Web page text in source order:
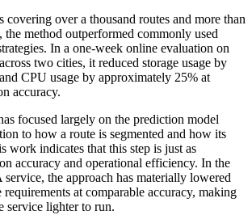
over a thousand routes and more than
the method outperformed commonly used
In a one-week online evaluation on
two cities, it reduced storage usage by
CPU usage by approximately 25% at
accuracy.
focused largely on the prediction model
to how a route is segmented and how its
work indicates that this step is just as
accuracy and operational efficiency. In the
the approach has materially lowered
requirements at comparable accuracy, making
service lighter to run.